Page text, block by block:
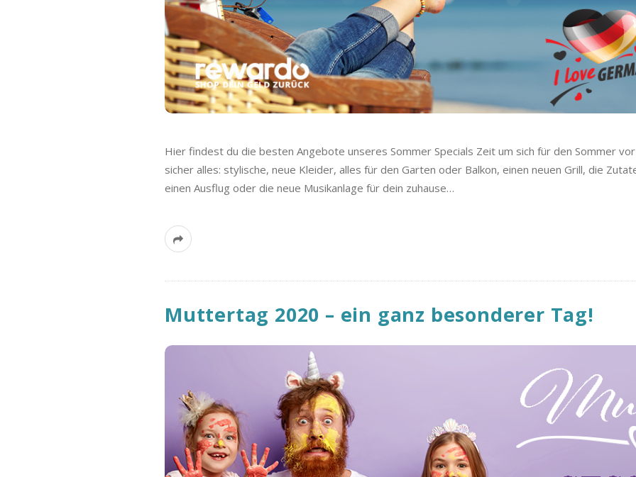
Hier findest du die besten Angebote unseres Sommer Specials Zeit um sich für den Sommer
sicher alles: stylische, neue Kleider, alles für den Garten oder Balkon, einen neuen Grill, die
einen Ausflug oder die neue Musikanlage für dein zuhause…
Muttertag 2020 – ein ganz besonderer Tag!